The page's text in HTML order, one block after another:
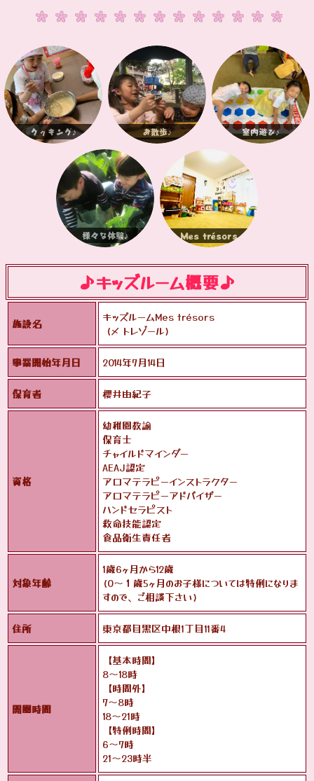
クッキング♪ お散歩♪ 室内遊び♪
様々な体験♪ Mes trésors
♪キッズルーム概要♪
施設名
キッズルームMes trésors
(メ トレゾール)
事業開始年月日 2014年7月14日
保育者 櫻井由紀子
資格
幼稚園教諭
保育士
チャイルドマインダー
AEAJ認定
アロマテラピーインストラクター
アロマテラピーアドバイザー
ハンドセラピスト
救命技能認定
食品衛生責任者
対象年齢
1歳6ヶ月から12歳
(0〜１歳5ヶ月のお子様については特例になりま
すので、ご相談下さい)
住所 東京都目黒区中根1丁目11番4
開園時間
【基本時間】
8〜18時
【時間外】
7〜8時
18〜21時
【特例時間】
6〜7時
21〜23時半